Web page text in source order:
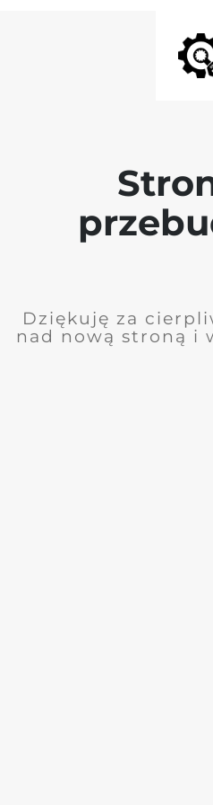
Dziękuję za
nad nową stroną i